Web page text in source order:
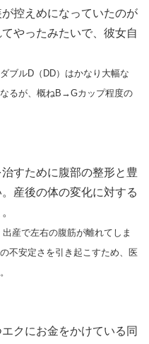
控えめになっていたのが
やったみたいで、彼女自
ブルD（DD）はかなり大幅な
るが、概ねB→Gカップ程度の
すために腹部の整形と豊
産後の体の変化に対する
産で左右の腹筋が離れてしま
不安定さを引き起こすため、医
クにお金をかけている同